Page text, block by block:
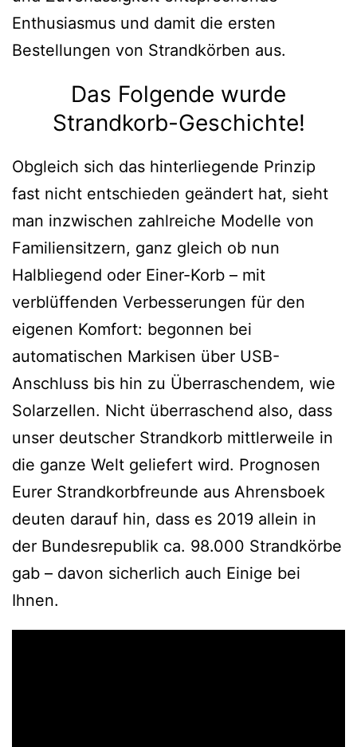
Enthusiasmus und damit die ersten
Bestellungen von Strandkörben aus.
Das Folgende wurde
Strandkorb-Geschichte!
Obgleich sich das hinterliegende Prinzip
fast nicht entschieden geändert hat, sieht
man inzwischen zahlreiche Modelle von
Familiensitzern, ganz gleich ob nun
Halbliegend oder Einer-Korb – mit
verblüffenden Verbesserungen für den
eigenen Komfort: begonnen bei
automatischen Markisen über USB-
Anschluss bis hin zu Überraschendem, wie
Solarzellen. Nicht überraschend also, dass
unser deutscher Strandkorb mittlerweile in
die ganze Welt geliefert wird. Prognosen
Eurer Strandkorbfreunde aus Ahrensboek
deuten darauf hin, dass es 2019 allein in
der Bundesrepublik ca. 98.000 Strandkörbe
gab – davon sicherlich auch Einige bei
Ihnen.